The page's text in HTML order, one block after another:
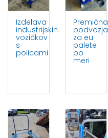
Izdelava
industrijskih
vozičkov
s
policami
Premična
podvozja
za eu
palete
po
meri